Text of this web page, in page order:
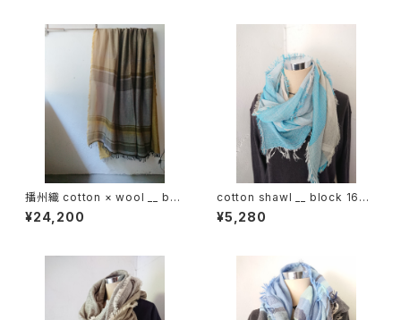
播州織 cotton × wool __ bor
der 220-120 花灯路GK
¥24,200
cotton shawl __ block 160
浅葱w
¥5,280